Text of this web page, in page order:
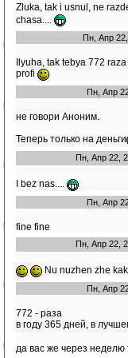
Zluka, tak i usnul, ne
chasa....
Пн, Апр
Ilyuha, tak tebya 772
profi
Пн, Апр
не говори Аноним.
Теперь только на деньги
Пн, Апр 22,
I bez nas....
Пн, Апр
fine fine
Пн, Апр 22,
Nu nuzhen zhe
Пн, Апр
772 - раза
в году 365 дней, в
да вас же через неделю